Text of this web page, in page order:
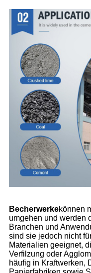
Becherwerkekönnen
umgehen und werden
Branchen und
sind sie jedoch nicht
Materialien geeignet,
Verfilzung oder
häufig in Kraftwerken,